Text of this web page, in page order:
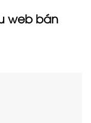
web bán